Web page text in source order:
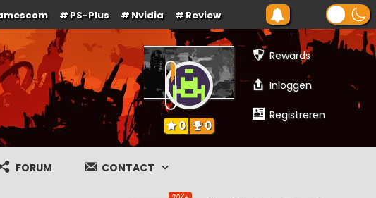
PS-Plus Nvidia Review
Rewards
Inloggen
Registreren
0 0
FORUM CONTACT